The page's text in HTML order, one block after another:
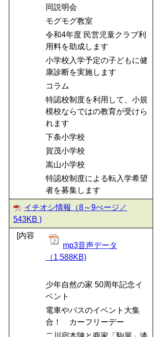
同説明会
モグモグ教室
令和4年度 民営児童クラブ利
用料を助成します
小学校入学予定の子どもに健
康診断を実施します
コラム
特認校制度を利用して、小規
模校ならではの教育が受けら
れます
下条小学校
賀茂小学校
嵩山小学校
特認校制度による転入学希望
者を募集します
イチオシ情報（8～9ぺージ／
543KB )
[内容
mp3音声データ
（1,588KB)
少年自然の家 50周年記念イ
ベント
電車やバスのイベント大集
合！ カーフリーデー